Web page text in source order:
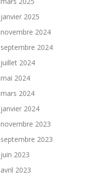
janvier 2025
novembre 2024
septembre 2024
juillet 2024
mai 2024
mars 2024
janvier 2024
novembre 2023
septembre 2023
juin 2023
avril 2023